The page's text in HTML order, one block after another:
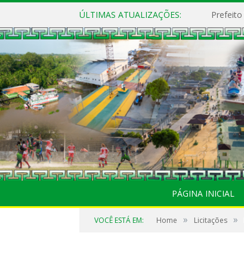
ÚLTIMAS ATUALIZAÇÕES:
PÁGINA INICIAL
VOCÊ ESTÁ EM: Home » Licitações »